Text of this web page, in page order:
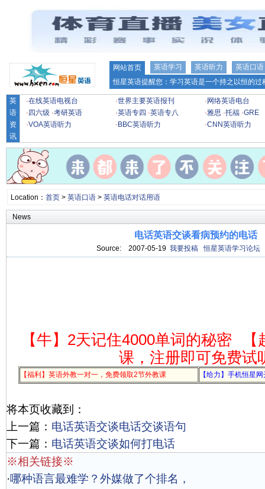
网站首页 英语学习 英语听力
英语口语
恒星英语提醒您：学习英语是一个持之以恒的
英
语
资
讯
·在线英语电视台 ·世界主要英语报刊 · 网络英语电台
· 四六级 ·考研英语 ·英语专四 ·英语专八 ·雅思 ·托福 ·GRE
·VOA英语听力 · BBC英语听力 ·CNN英语听力
Location： 首页> 英语口语> 英语电话对话用语
News
电话英语交谈看病预约的电话
Source: 2007-05-19 我要投稿 恒星英语学习论坛
【牛】2天记住4000单词的秘密
课，注册即可免费试
【福利】英语外教一对一，免费领取2节外教课 【给力】手机恒星
将本页收藏到：
上一篇： 电话英语交谈电话交谈语句
下一篇： 电话英语交谈如何打电话
※相关链接※
·哪种语言最难学？外媒做了个排名，